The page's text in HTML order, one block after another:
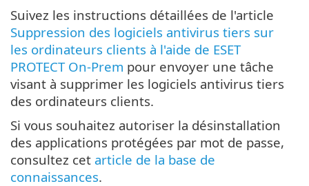
Suivez les instructions détaillées de l'article
Suppression des logiciels antivirus tiers sur
les ordinateurs clients à l'aide de ESET
PROTECT On-Prem pour envoyer une tâche
visant à supprimer les logiciels antivirus tiers
des ordinateurs clients.
Si vous souhaitez autoriser la désinstallation
des applications protégées par mot de passe,
consultez cet article de la base de
connaissances.